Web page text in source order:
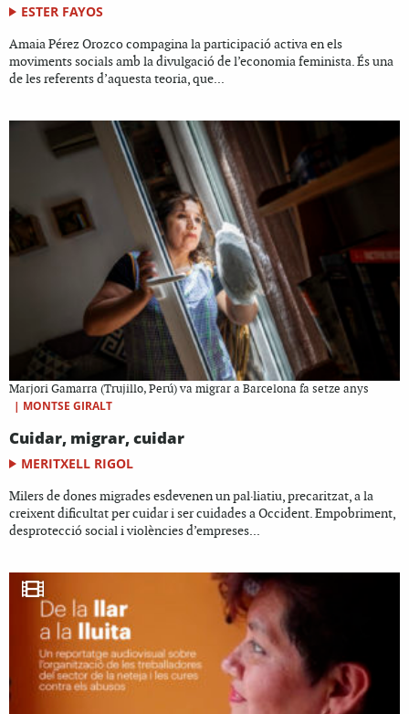
ESTER FAYOS
Amaia Pérez Orozco compagina la participació activa en els
moviments socials amb la divulgació de l’economia feminista. És una
de les referents d’aquesta teoria, que...
Marjori Gamarra (Trujillo, Perú) va migrar a Barcelona fa setze anys
| MONTSE GIRALT
Cuidar, migrar, cuidar
MERITXELL RIGOL
Milers de dones migrades esdevenen un pal·liatiu, precaritzat, a la
creixent dificultat per cuidar i ser cuidades a Occident. Empobriment,
desprotecció social i violències d’empreses...